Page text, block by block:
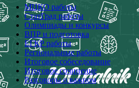
МЦКО работы
СтатГрад работы
Олимпиады и конкурсы
ВПР и подготовка
ЕГКР работы
Региональные работы
Итоговое собеседование
Итоговое сочинение
Разговоры о важном